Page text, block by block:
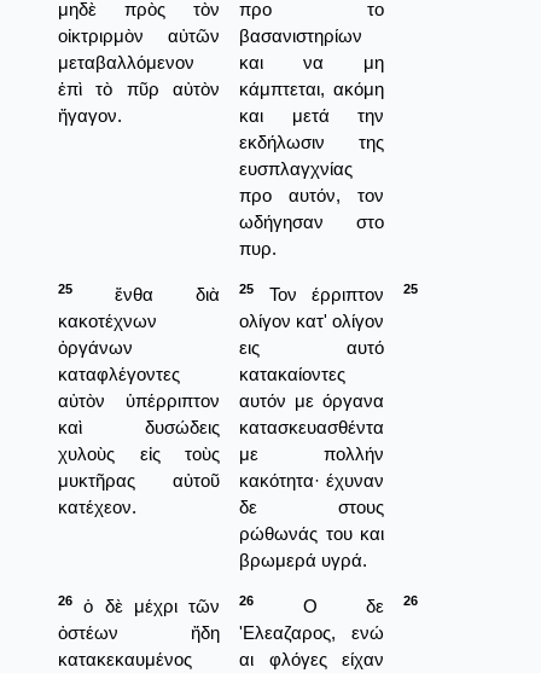
μηδὲ πρὸς τὸν
οἰκτριρμὸν αὐτῶν
μεταβαλλόμενον
ἐπὶ τὸ πῦρ αὐτὸν
ἤγαγον.
προ το
βασανιστηρίων
και να μη
κάμπτεται, ακόμη
και μετά την
εκδήλωσιν της
ευσπλαγχνίας
προ αυτόν, τον
ωδήγησαν στο
πυρ.
25
ἔνθα διὰ
κακοτέχνων
ὀργάνων
καταφλέγοντες
αὐτὸν ὑπέρριπτον
καὶ δυσώδεις
χυλοὺς εἰς τοὺς
μυκτῆρας αὐτοῦ
κατέχεον.
25
Τον έρριπτον
ολίγον κατ' ολίγον
εις αυτό
κατακαίοντες
αυτόν με όργανα
κατασκευασθέντα
με πολλήν
κακότητα· έχυναν
δε στους
ρώθωνάς του και
βρωμερά υγρά.
25
26
ὁ δὲ μέχρι τῶν
ὀστέων ἤδη
κατακεκαυμένος
26
Ο δε
'Ελεαζαρος, ενώ
αι φλόγες είχαν
26